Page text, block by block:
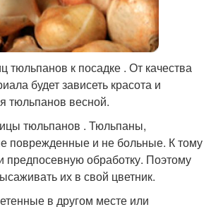
тюльпанов к посадке . От качества
будет зависеть красота и
тюльпанов весной.
тюльпанов . Тюльпаны,
поврежденные и не больные. К тому
обработку. Поэтому
их в свой цветник.
в другом месте или